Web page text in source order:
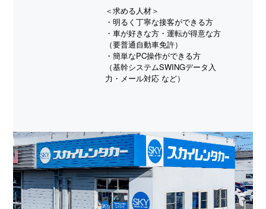
＜求める人材＞
・明るく丁寧な接客ができる方
・車が好きな方・運転が得意な方
（要普通自動車免許）
・簡単なPC操作ができる方
（基幹システムSWINGデータ入
力・メール対応 など）